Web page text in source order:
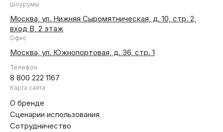
Шоурумы
Москва, ул. Нижняя Сыромятническая, д. 10, стр. 2,
вход В, 2 этаж
Офис
Москва, ул. Южнопортовая, д. 36, стр. 1
Телефон
8 800 222 1167
Карта сайта
О бренде
Сценарии использования
Сотрудничество